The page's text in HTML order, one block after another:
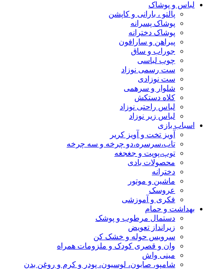
لباس و پوشاک
پالتو ، بارانی و کاپشن
پوشاک پسرانه
پوشاک دخترانه
پیراهن و سارافون
جوراب و ساق
چوب لباسی
ست رسمی نوزاد
ست نوزادی
شلوار و سرهمی
کلاه دستکش
لباس راحتی نوزاد
لباس زیر نوزاد
اسباب بازی
آویز تخت و آویز کریر
تاب،سرسره،دو چرخه و سه چرخه
توپ،پوپت و جغجغه
محصولات بادی
دخترانه
ماشین و موتور
عروسک
فکری و آموزشی
بهداشت و حمام
دستمال مرطوب و پوشک
زیرانداز تعویض
سرویس حوله و خشک کن
وان و قصری کودک و ملزومات همراه
مینی واش
شامپو، صابون، لوسیون، پودر و کرم و روغن بدن